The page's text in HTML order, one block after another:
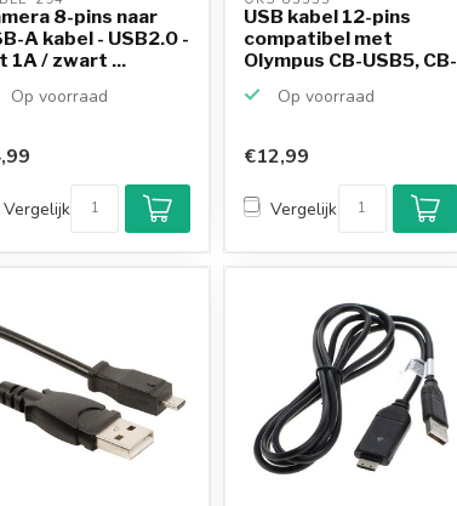
8-pins naar
A kabel - USB2.0 -
1A / zwart ...
Op voorraad
Vergelijk
USB kabel 12-pins
compatibel met
Olympus CB-USB5, CB-
Op voorraad
€12,99
Vergelijk